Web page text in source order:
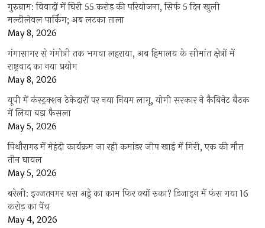
गुरुग्राम: विवादों में घिरी 55 करोड़ की परियोजना, सिर्फ 5 दिन खुली
मल्टीलेवल पार्किंग; अब लटका ताला
May 8, 2026
गंगासागर से गंगोत्री तक भगवा लहराया, अब हिमालय के सीमांत क्षेत्रों में
राष्ट्रवाद का नया प्रयोग
May 8, 2026
यूपी में कंस्ट्रक्शन ठेकेदारों पर नया नियम लागू, योगी सरकार ने कैबिनेट बैठक
में लिया बड़ा फैसला
May 5, 2026
पिथौरागढ़ में मेहंदी कार्यक्रम जा रही कमांडर जीप खाई में गिरी, एक की मौत
तीन घायल
May 5, 2026
बरेली: इज्जतनगर बस अड्डे का काम फिर क्यों रुका? डिजाइन में फंस गया 16
करोड़ का पेंच
May 4, 2026